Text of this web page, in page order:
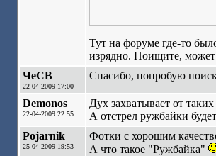
Тут на форуме где-то
изрядно. Поищите, может
ЧеСВ
22-04-2009 17:00
Спасибо, попробую
Demonos
22-04-2009 22:55
Дух захватывает от
А отстрел ружбайки
Pojarnik
25-04-2009 19:53
Фотки с хорошим
А что такое "Ружбайка"